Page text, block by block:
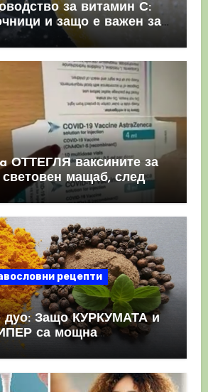
за витамин С:
и защо е важен за
ОТТЕГЛЯ ваксините за
световен мащаб, след
че те причиняват
рецепти
дуо: Защо КУРКУМАТА и
са мощна